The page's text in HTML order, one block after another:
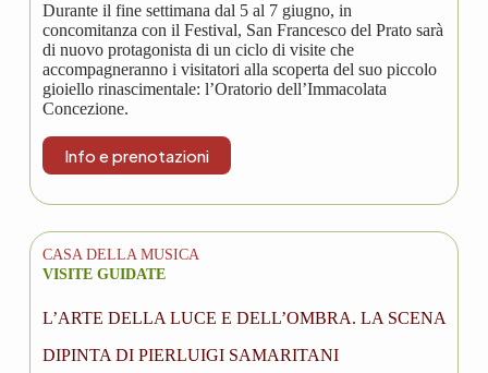
Durante il fine settimana dal 5 al 7 giugno, in
concomitanza con il Festival, San Francesco del Prato sarà
di nuovo protagonista di un ciclo di visite che
accompagneranno i visitatori alla scoperta del suo piccolo
gioiello rinascimentale: l’Oratorio dell’Immacolata
Concezione.
Info e prenotazioni
CASA DELLA MUSICA
VISITE GUIDATE
L’ARTE DELLA LUCE E DELL’OMBRA. LA SCENA
DIPINTA DI PIERLUIGI SAMARITANI